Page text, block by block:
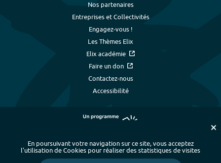
Nos partenaires
Entreprises et Collectivités
Engagez-vous !
Les Thèmes Elix
Elix académie
Faire un don
Contactez-nous
Accessibilité
Plan du site - Index alphabétique -
En poursuivant votre navigation sur ce site, vous acceptez
l’utilisation de Cookies pour réaliser des statistiques de visites